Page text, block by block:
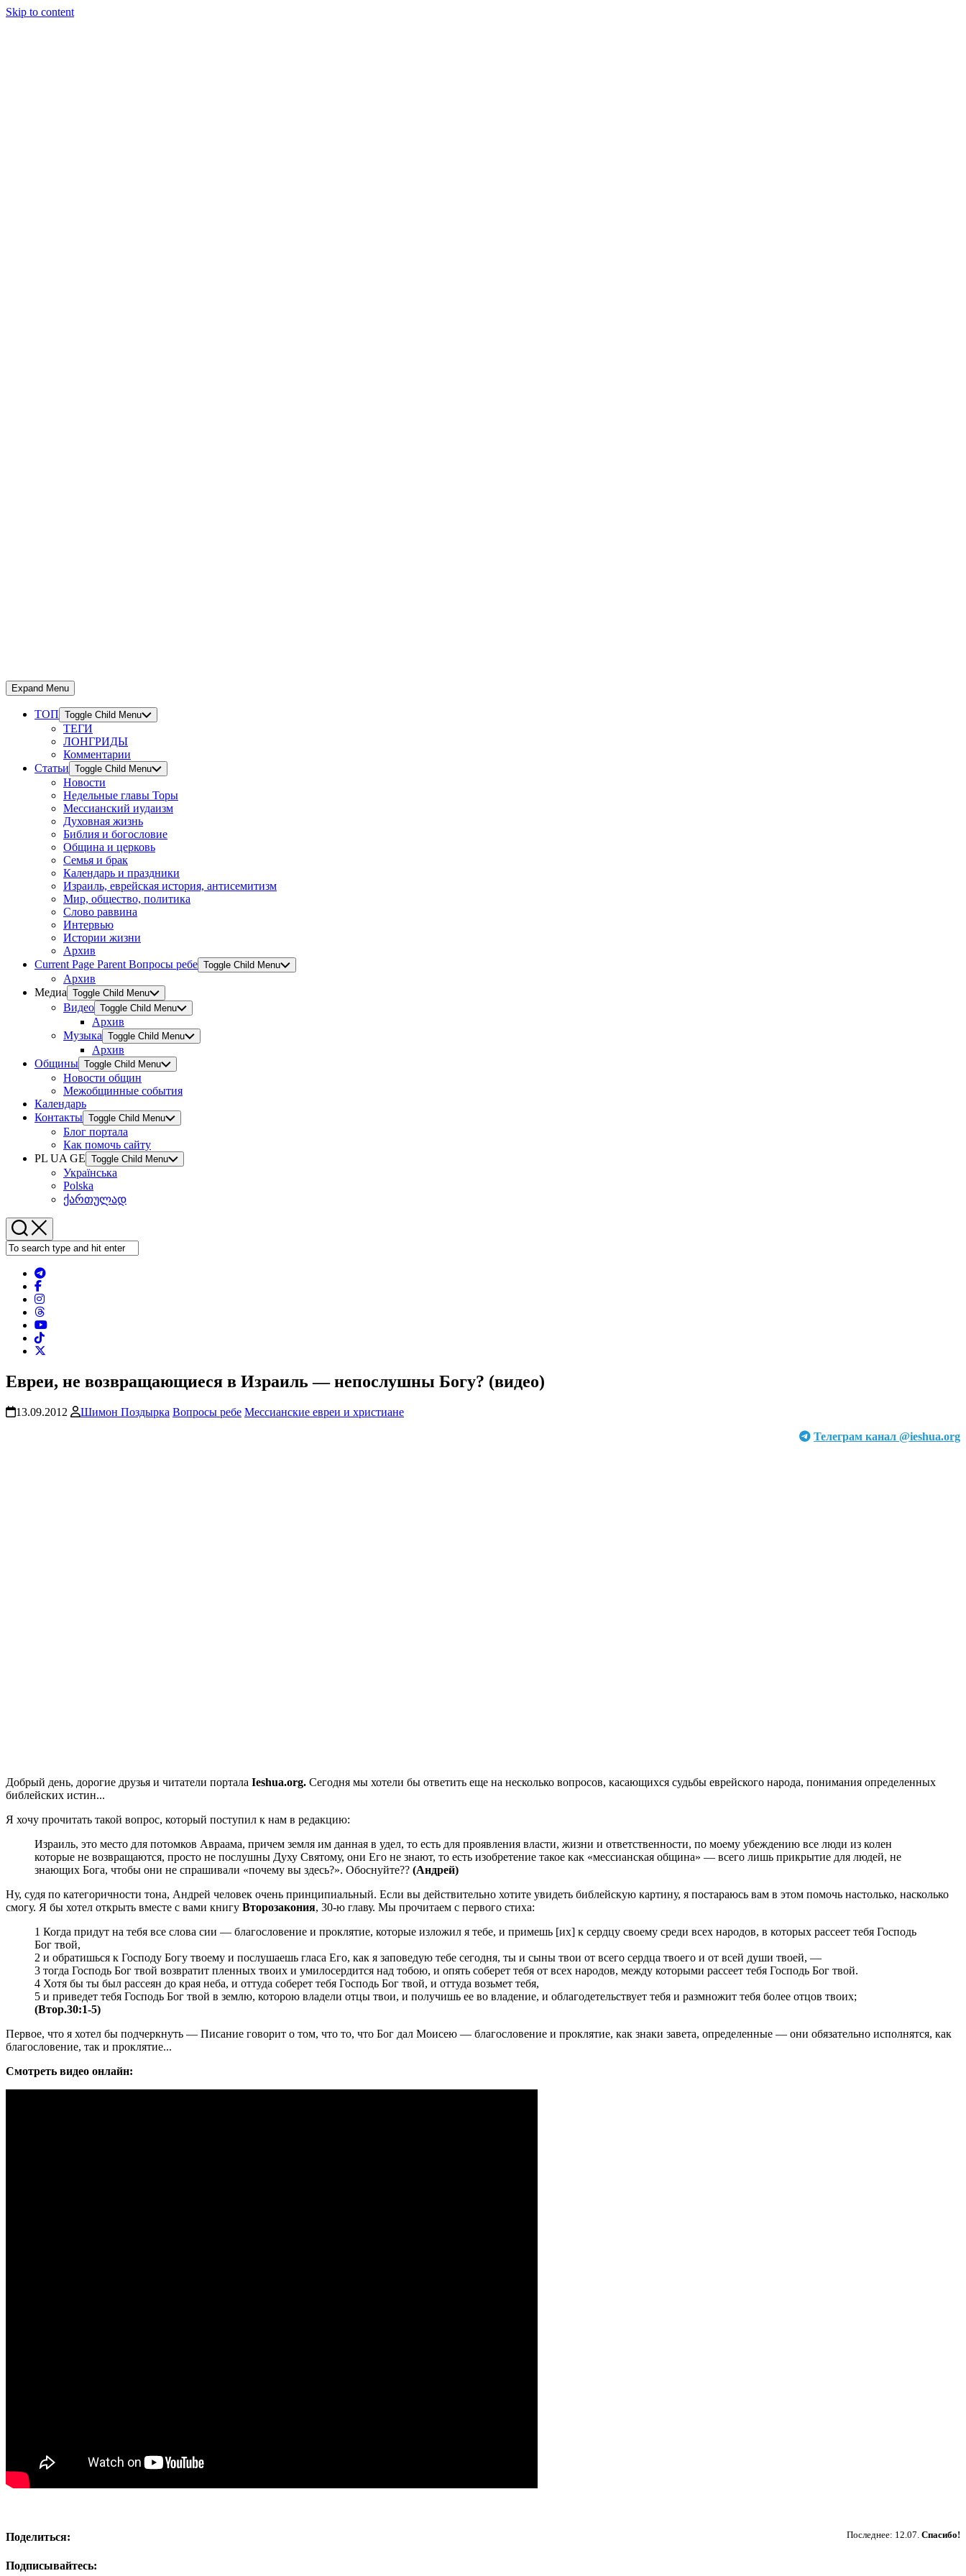
Skip to content
Expand Menu
ТОП Toggle Child Menu
ТЕГИ
ЛОНГРИДЫ
Комментарии
Статьи Toggle Child Menu
Новости
Недельные главы Торы
Мессианский иудаизм
Духовная жизнь
Библия и богословие
Община и церковь
Семья и брак
Календарь и праздники
Израиль, еврейская история, антисемитизм
Мир, общество, политика
Слово раввина
Интервью
Истории жизни
Архив
Current Page Parent Вопросы ребе Toggle Child Menu
Архив
Медиа Toggle Child Menu
Видео Toggle Child Menu
Архив
Музыка Toggle Child Menu
Архив
Общины Toggle Child Menu
Новости общин
Межобщинные события
Календарь
Контакты Toggle Child Menu
Блог портала
Как помочь сайту
PL UA GE Toggle Child Menu
Українська
Polska
ქართულად
Евреи, не возвращающиеся в Израиль — непослушны Богу? (видео)
13.09.2012 Шимон Поздырка Вопросы ребе Мессианские евреи и христиане
Телеграм канал @ieshua.org
Добрый день, дорогие друзья и читатели портала Ieshua.org. Сегодня мы хотели бы ответить еще на несколько вопросов, касающихся судьбы еврейского народа, понимания определенных
библейских истин...
Я хочу прочитать такой вопрос, который поступил к нам в редакцию:
Израиль, это место для потомков Авраама, причем земля им данная в удел, то есть для проявления власти, жизни и ответственности, по моему убеждению все люди из колен
которые не возвращаются, просто не послушны Духу Святому, они Его не знают, то есть изобретение такое как «мессианская община» — всего лишь прикрытие для людей, не
знающих Бога, чтобы они не спрашивали «почему вы здесь?». Обоснуйте?? (Андрей)
Ну, судя по категоричности тона, Андрей человек очень принципиальный. Если вы действительно хотите увидеть библейскую картину, я постараюсь вам в этом помочь настолько, насколько
смогу. Я бы хотел открыть вместе с вами книгу Второзакония, 30-ю главу. Мы прочитаем с первого стиха:
1 Когда придут на тебя все слова сии — благословение и проклятие, которые изложил я тебе, и примешь [их] к сердцу своему среди всех народов, в которых рассеет тебя Господь
Бог твой,
2 и обратишься к Господу Богу твоему и послушаешь гласа Его, как я заповедую тебе сегодня, ты и сыны твои от всего сердца твоего и от всей души твоей, —
3 тогда Господь Бог твой возвратит пленных твоих и умилосердится над тобою, и опять соберет тебя от всех народов, между которыми рассеет тебя Господь Бог твой.
4 Хотя бы ты был рассеян до края неба, и оттуда соберет тебя Господь Бог твой, и оттуда возьмет тебя,
5 и приведет тебя Господь Бог твой в землю, которою владели отцы твои, и получишь ее во владение, и облагодетельствует тебя и размножит тебя более отцов твоих;
(Втор.30:1-5)
Первое, что я хотел бы подчеркнуть — Писание говорит о том, что то, что Бог дал Моисею — благословение и проклятие, как знаки завета, определенные — они обязательно исполнятся, как
благословение, так и проклятие...
Смотреть видео онлайн:
Последнее: 12.07. Спасибо!
Поделиться:
Подписывайтесь: